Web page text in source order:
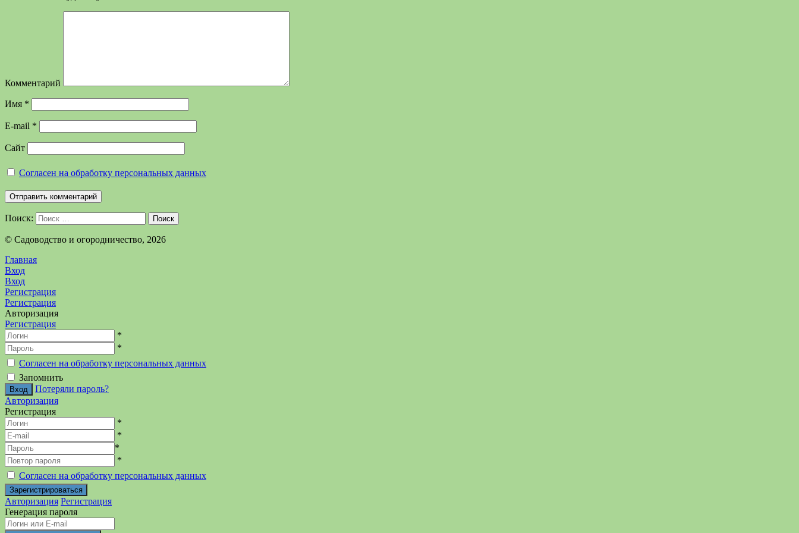
Комментарий
Имя *
E-mail *
Сайт
Согласен на обработку персональных данных
Поиск: Поиск
©️ Садоводство и огородничество, 2026
Главная
Вход
Вход
Регистрация
Регистрация
Авторизация
Регистрация
*
*
Согласен на обработку персональных данных
Запомнить
Потеряли пароль?
Авторизация
Регистрация
*
*
*
*
Согласен на обработку персональных данных
Авторизация Регистрация
Генерация пароля